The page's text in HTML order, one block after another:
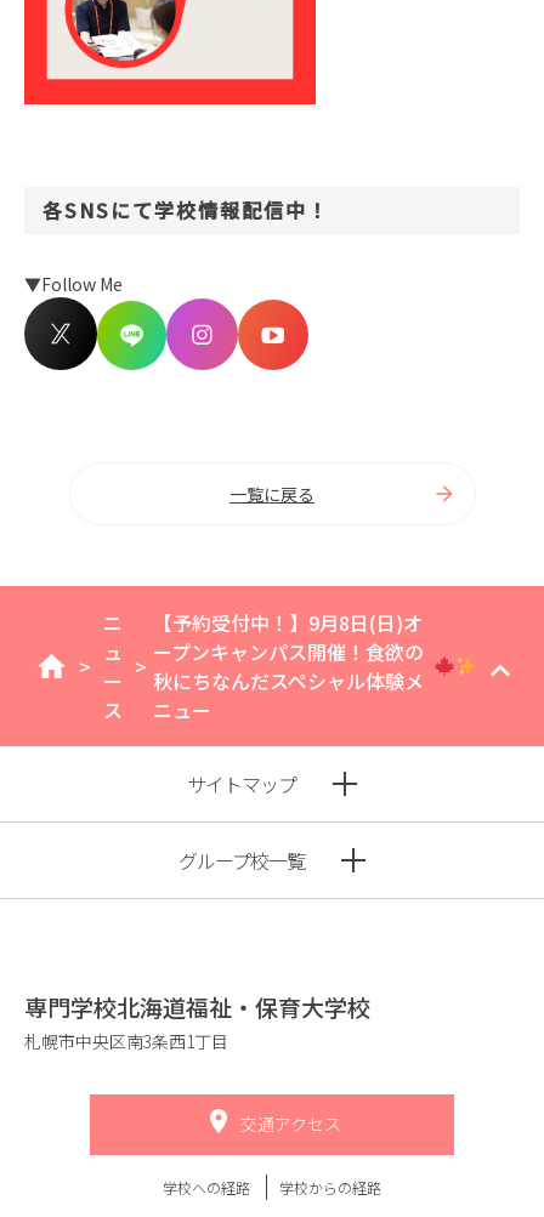
各SNSにて学校情報配信中！
▼Follow Me
一覧に戻る
home
>
ニ
ュ
ー
ス
>
【予約受付中！】9月8日(日)オ
ープンキャンパス開催！食欲の
秋にちなんだスペシャル体験メ
ニュー
サイトマップ
グループ校一覧
専門学校北海道福祉・保育大学校
札幌市中央区南3条西1丁目
交通アクセス
学校への経路 学校からの経路